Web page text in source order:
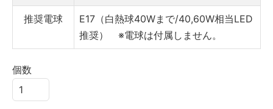
推奨電球
E17（白熱球40Wまで/40,60W相当LED
推奨） ※電球は付属しません。
個数